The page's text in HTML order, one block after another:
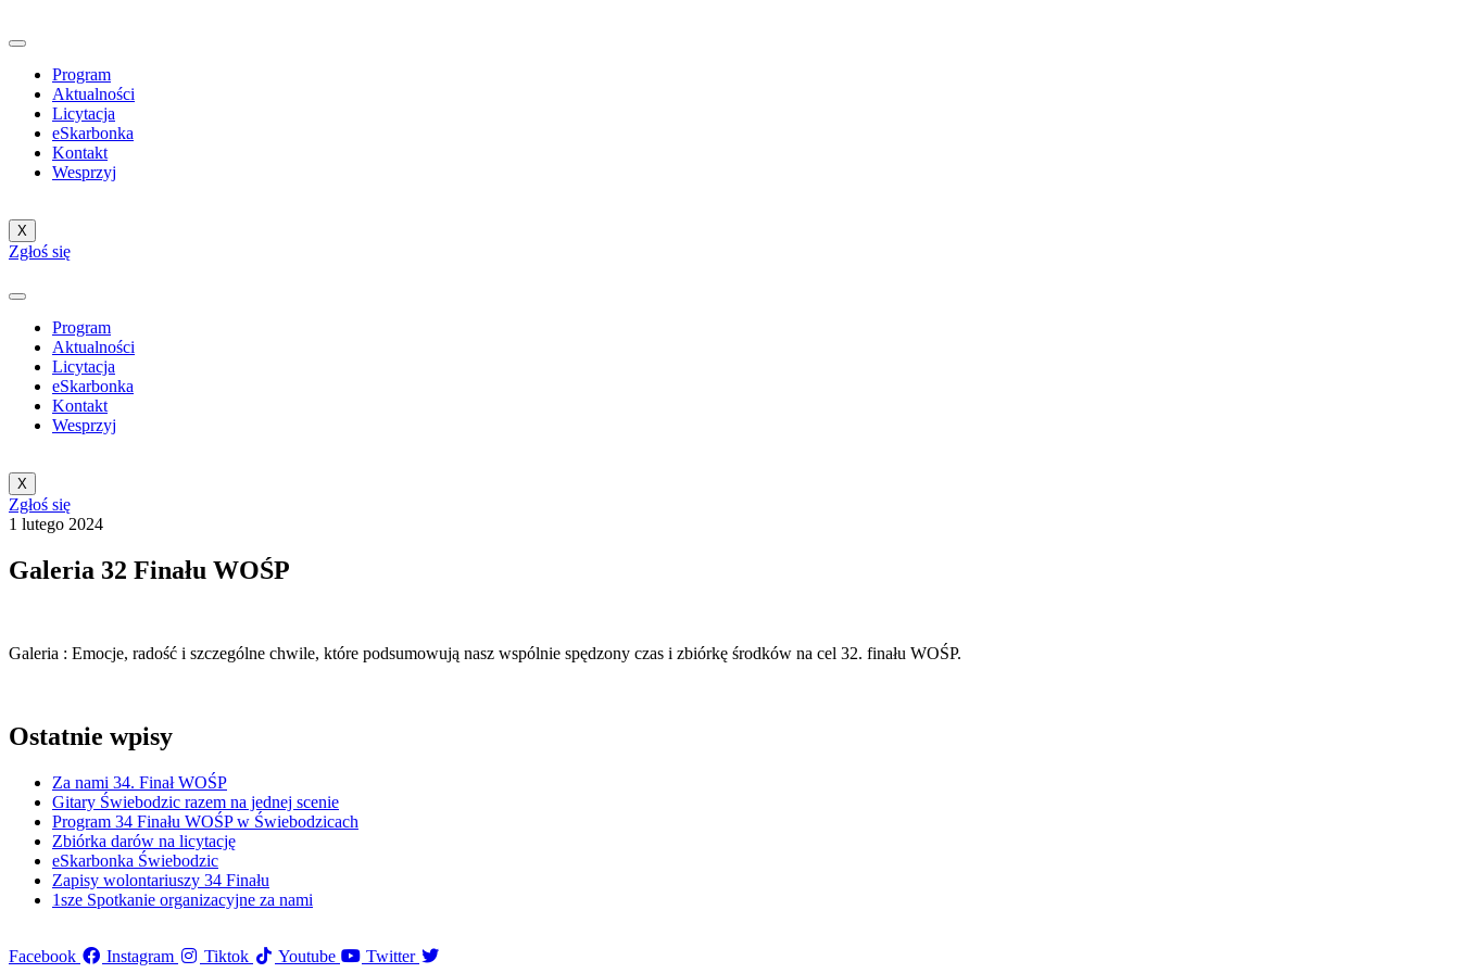
Program
Aktualności
Licytacja
eSkarbonka
Kontakt
Wesprzyj
X
Zgłoś się
Program
Aktualności
Licytacja
eSkarbonka
Kontakt
Wesprzyj
X
Zgłoś się
1 lutego 2024
Galeria 32 Finału WOŚP
Galeria : Emocje, radość i szczególne chwile, które podsumowują nasz wspólnie spędzony czas i zbiórkę środków na cel 32. finału WOŚP.
Ostatnie wpisy
Za nami 34. Finał WOŚP
Gitary Świebodzic razem na jednej scenie
Program 34 Finału WOŚP w Świebodzicach
Zbiórka darów na licytację
eSkarbonka Świebodzic
Zapisy wolontariuszy 34 Finału
1sze Spotkanie organizacyjne za nami
Facebook Instagram Tiktok Youtube Twitter